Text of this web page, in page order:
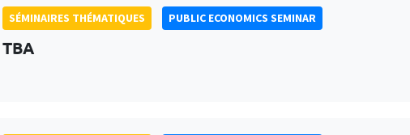
SÉMINAIRES THÉMATIQUES PUBLIC ECONOMICS SEMINAR
TBA